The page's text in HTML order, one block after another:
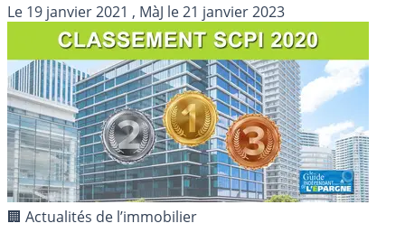
Le 19 janvier 2021 , MàJ le21 janvier 2023
🏢 Actualités de l’immobilier